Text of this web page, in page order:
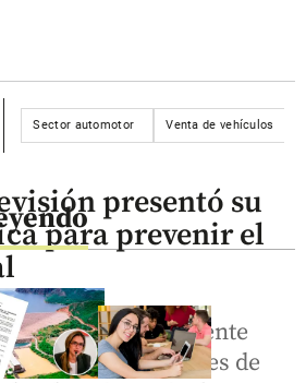
Sector automotor Venta de vehículos
presentó su
para prevenir el
Independiente
tras cuatro meses de